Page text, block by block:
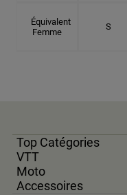
Équivalent
Femme
S
Top Catégories
VTT
Moto
Accessoires